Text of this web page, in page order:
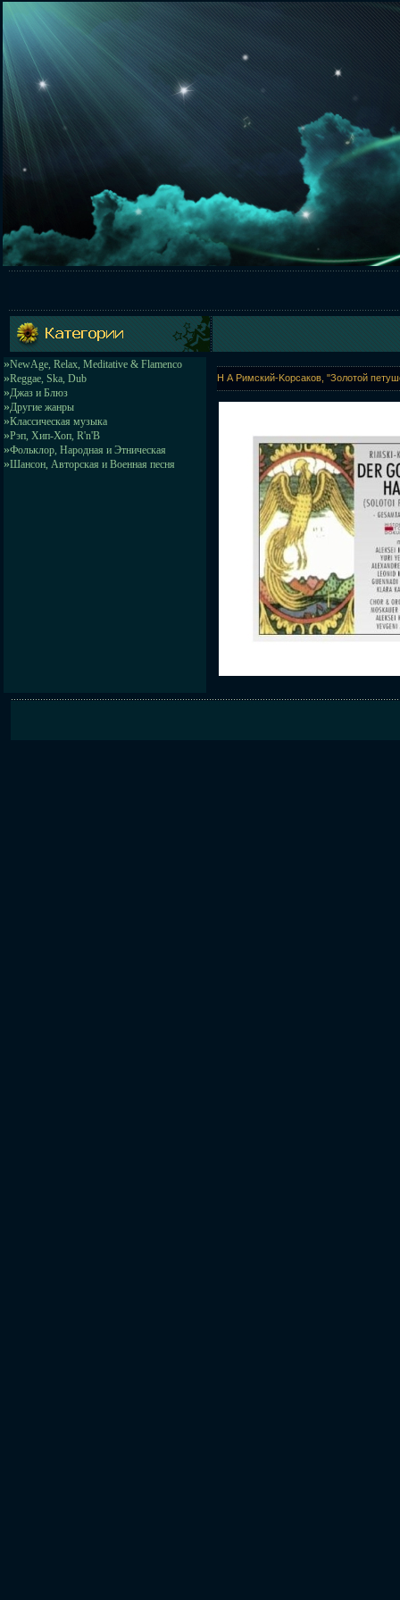
»NewAge, Relax, Meditative & Flamenco
»Reggae, Ska, Dub
»Джаз и Блюз
»Другие жанры
»Классическая музыка
»Рэп, Хип-Хоп, R'n'B
»Фольклор, Народная и Этническая
»Шансон, Авторская и Военная песня
Н А Римский-Kорсаков, "Золотой